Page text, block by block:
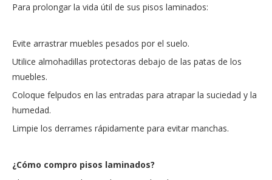
Para prolongar la vida útil de sus pisos laminados:
Evite arrastrar muebles pesados ​​por el suelo.
Utilice almohadillas protectoras debajo de las patas de los
muebles.
Coloque felpudos en las entradas para atrapar la suciedad y la
humedad.
Limpie los derrames rápidamente para evitar manchas.
¿Cómo compro pisos laminados?